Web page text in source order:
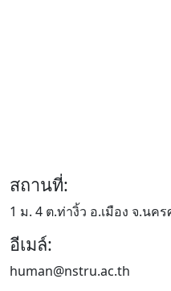
สถานที่:
1 ม. 4 ต.ท่างิ้ว อ.เมือง จ.นค
อีเมล์:
human@nstru.ac.th